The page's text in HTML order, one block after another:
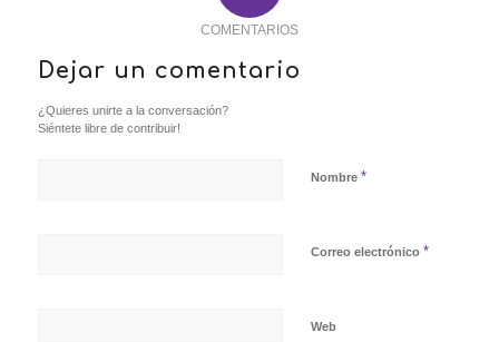
COMENTARIOS
Dejar un comentario
¿Quieres unirte a la conversación?
Siéntete libre de contribuir!
Nombre *
Correo electrónico *
Web